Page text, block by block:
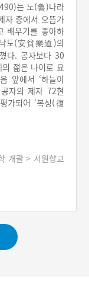
는 노(魯)나라
자 중에서 으뜸가
배우기를 좋아하
도(安貧樂道)의
다. 공자보다 30
젊은 나이로 요
앞에서 ‘하늘이
자의 제자 72현
가되어 ‘복성(復
개괄 > 서원향교